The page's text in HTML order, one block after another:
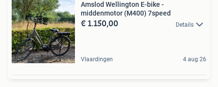
Amslod Wellington E-bike -
middenmotor (M400) 7speed
€ 1.150,00 Details
Vlaardingen 4 aug 26